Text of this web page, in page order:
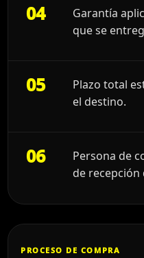
04
Garantía
que se
05
Plazo total
el destino.
06
Persona de
de recepción
PROCESO DE COMPRA